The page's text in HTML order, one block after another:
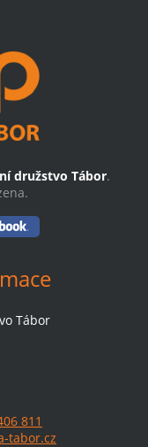
družstvo Tábor.
Tábor
811
tabor.cz